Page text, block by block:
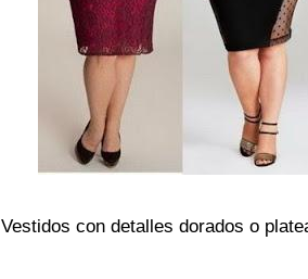
Vestidos con detalles dorados o